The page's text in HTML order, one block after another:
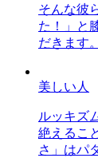
そんな彼
た！」と
だきます。
美しい人
ルッキズ
絶えるこ
さ」はパ